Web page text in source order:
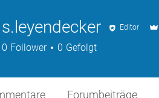
s.leyendecker Editor
0 Follower 0 Gefolgt
Forumbeiträge